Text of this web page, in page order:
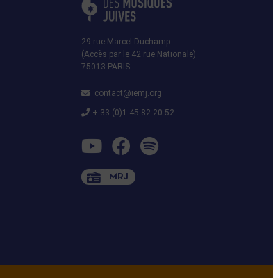
29 rue Marcel Duchamp
(Accès par le 42 rue Nationale)
75013 PARIS
contact@iemj.org
+ 33 (0)1 45 82 20 52
MRJ